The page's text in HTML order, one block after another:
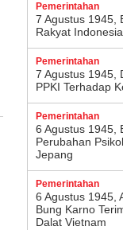
Pemerintahan
7 Agustus 1945,
Rakyat
Pemerintahan
7 Agustus 1945,
PPKI Terhadap
Pemerintahan
6 Agustus 1945,
Perubahan
Jepang
Pemerintahan
6 Agustus 1945,
Bung Karno
Dalat Vietnam